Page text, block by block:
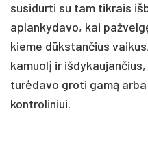
susidurti su tam tikrais
aplankydavo, kai
kieme dūkstančius
kamuolį ir
turėdavo groti gamą
kontroliniui.